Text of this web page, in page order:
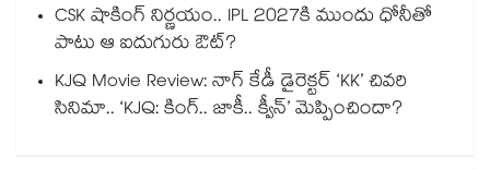
CSK షాకింగ్ నిర్ణయం.. IPL 2027కి ముందు ధోనీతో
పాటు ఆ ఐదుగురు ఔట్?
KJQ Movie Review: నాగ్ కేడీ డైరెక్టర్ ‘KK’ చివరి
సినిమా.. ‘KJQ: కింగ్.. జాకీ.. క్వీన్’ మెప్పించిందా?